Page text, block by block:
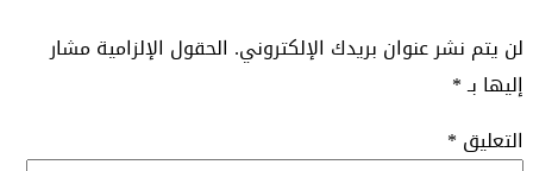
لن يتم نشر عنوان بريدك الإلكتروني. الحقول الإلزامية مشار
إليها بـ*
التعليق *